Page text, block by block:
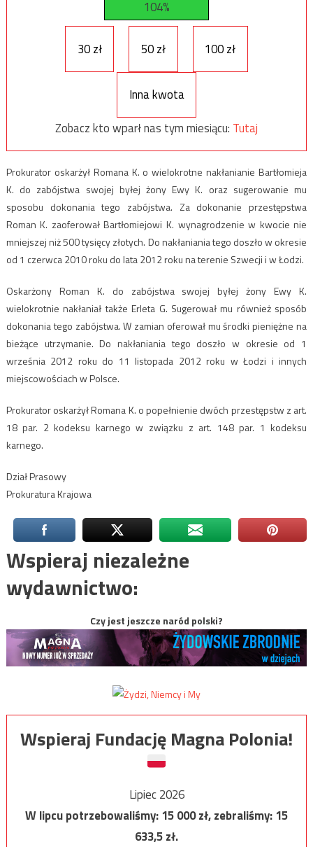
104%
30 zł 50 zł 100 zł
Inna kwota
Zobacz kto wparł nas tym miesiącu: Tutaj
Prokurator oskarżył Romana K. o wielokrotne nakłanianie Bartłomieja
K. do zabójstwa swojej byłej żony Ewy K. oraz sugerowanie mu
sposobu dokonania tego zabójstwa. Za dokonanie przestępstwa
Roman K. zaoferował Bartłomiejowi K. wynagrodzenie w kwocie nie
mniejszej niż 500 tysięcy złotych. Do nakłaniania tego doszło w okresie
od 1 czerwca 2010 roku do lata 2012 roku na terenie Szwecji i w Łodzi.
Oskarżony Roman K. do zabójstwa swojej byłej żony Ewy K.
wielokrotnie nakłaniał także Erleta G. Sugerował mu również sposób
dokonania tego zabójstwa. W zamian oferował mu środki pieniężne na
bieżące utrzymanie. Do nakłaniania tego doszło w okresie od 1
września 2012 roku do 11 listopada 2012 roku w Łodzi i innych
miejscowościach w Polsce.
Prokurator oskarżył Romana K. o popełnienie dwóch przestępstw z art.
18 par. 2 kodeksu karnego w związku z art. 148 par. 1 kodeksu
karnego.
Dział Prasowy
Prokuratura Krajowa
Wspieraj niezależne
wydawnictwo:
Czy jest jeszcze naród polski?
Wspieraj Fundację Magna Polonia!
Lipiec 2026
W lipcu potrzebowaliśmy:15 000zł, zebraliśmy:15
633,5zł.